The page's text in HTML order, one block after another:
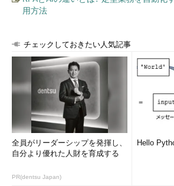
用方法
チェックしておきたい人気記事
全員がリーダーシップを発揮し、
自分より優れた人財を育成する
PR(dentsu Japan)
Hello